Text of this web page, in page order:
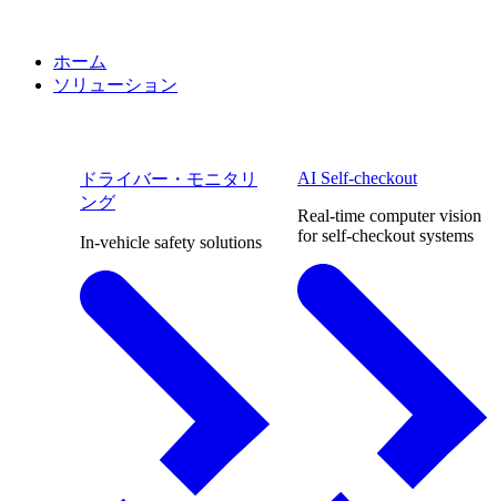
ホーム
ソリューション
ドライバー・モニタリ
ング
In-vehicle safety solutions
AI Self-checkout
Real-time computer vision
for self-checkout systems